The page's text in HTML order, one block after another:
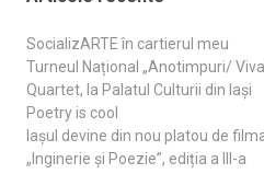
SocializARTE în cartierul meu
Turneul Național „Anotimpuri/
Quartet, la Palatul Culturii din Iași
Poetry is cool
Iașul devine din nou platou de
„Inginerie și Poezie”, ediția a III-a